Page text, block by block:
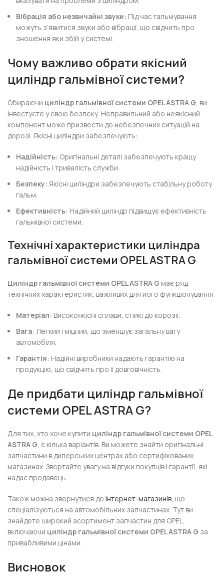
Вібрація або незвичайні звуки: Під час гальмування
можуть з’явитися звуки або вібрації, що свідчить про
зношення яки збій у системі.
Чому важливо обрати якісний
циліндр гальмівної системи?
Обираючи циліндр гальмівної системи OPEL ASTRA G, ви
інвестуєте у свою безпеку. Неправильний або неякісний
компонент може призвести до небезпечних ситуацій на
дорозі. Якісні циліндри забезпечують:
Надійність: Оригінальні деталі забезпечують кращу
надійність і тривалість служби.
Безпеку: Якісні циліндри забезпечують стабільну роботу
гальм.
Ефективність: Надійний циліндр підвищує ефективність
гальмівної системи.
Технічні характеристики циліндра
гальмівної системи OPEL ASTRA G
Циліндр гальмівної системи OPEL ASTRA G має ряд
технічних характеристик, важливих для його функціонування:
Матеріал: Високоякісні сплави, стійкі до корозії.
Вага: Легкий і міцний, що зменшує загальну вагу
автомобіля.
Гарантія: Надійні виробники надають гарантію на
продукцію, що свідчить про її довговічність.
Де придбати циліндр гальмівної
системи OPEL ASTRA G?
Для тих, хто хоче купити циліндр гальмівної системи OPEL
ASTRA G, є кілька варіантів. Ви можете знайти оригінальні
запчастини в дилерських центрах або сертифікованих
магазинах. Звертайте увагу на відгуки покупців і гарантії, які
надає продавець.
Також можна звернутися доінтернет-магазинів, що
спеціалізуються на автомобільних запчастинах. Тут ви
знайдете широкий асортимент запчастин для OPEL,
включаючи циліндр гальмівної системи OPEL ASTRA G за
привабливими цінами.
Висновок